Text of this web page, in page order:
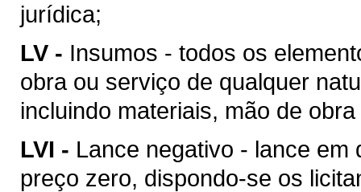
jurídica;
LV - Insumos - todos os
obra ou serviço de qualquer
incluindo materiais, mão de
LVI - Lance negativo - lance em
preço zero, dispondo-se os